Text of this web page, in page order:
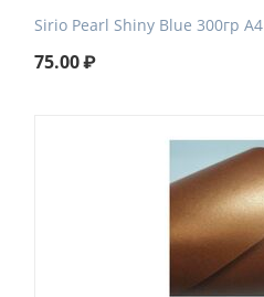
Sirio Pearl Shiny Blue 300гр А4
75.00₽